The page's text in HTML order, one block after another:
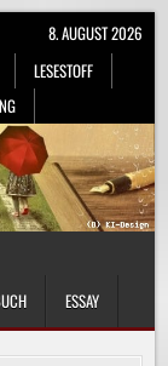
LESESTOFF
8. AUGUST 2026
ESSAY